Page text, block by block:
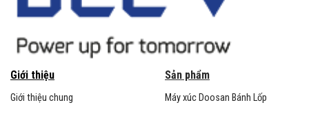
Giới thiệu
Giới thiệu chung
Sản phẩm
Máy xúc Doosan Bánh Lốp